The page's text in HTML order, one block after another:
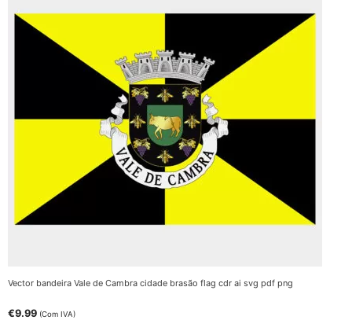
Vector bandeira Vale de Cambra cidade brasão flag cdr ai svg pdf png
€9.99 (Com IVA)